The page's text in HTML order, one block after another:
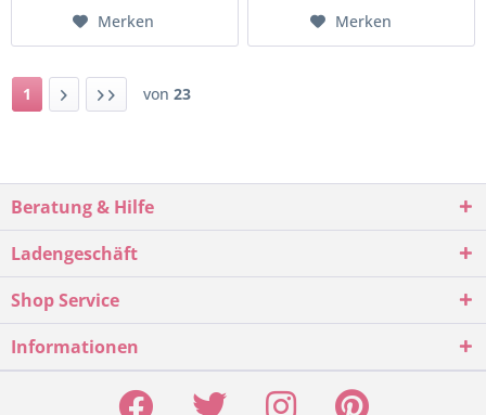
Merken Merken
1 von 23
Beratung & Hilfe
Ladengeschäft
Shop Service
Informationen